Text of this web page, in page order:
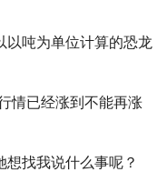
以吨为单位计算的恐龙
情已经涨到不能再涨
找我说什么事呢？